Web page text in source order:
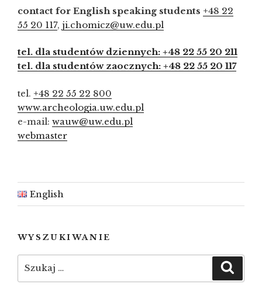
contact for English speaking students +48 22
55 20 117, ji.chomicz@uw.edu.pl
tel. dla studentów dziennych: +48 22 55 20 211
tel. dla studentów zaocznych: +48 22 55 20 117
tel. +48 22 55 22 800
www.archeologia.uw.edu.pl
e-mail: wauw@uw.edu.pl
webmaster
English
WYSZUKIWANIE
Szukaj: